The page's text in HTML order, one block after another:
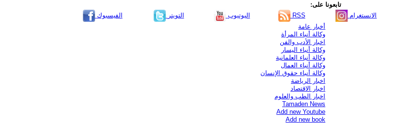
تابعونا على:
الفيسبوك
التويتر اليوتيوب RSS الانستغرام
أخبار عامة
وكالة أنباء المرأة
اخبار الأدب والفن
وكالة أنباء اليسار
وكالة أنباء العلمانية
وكالة أنباء العمال
وكالة أنباء حقوق الإنسان
اخبار الرياضة
اخبار الاقتصاد
اخبار الطب والعلوم
Tamaden News
Add new Youtube
Add new book